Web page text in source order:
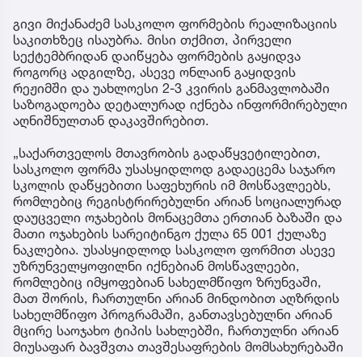
გივი მიქანაძემ სასკოლო ფორმების რეალიზაციის
საკითხზეც ისაუბრა. მისი თქმით, პირველი
სექტემბრიდან დაიწყება ფორმების გაყიდვა
როგორც ადგილზე, ასევე ონლაინ გაყიდვის
რეჟიმში და უახლოესი 2-3 კვირის განმავლობაში
საზოგადოება დეტალურად იქნება ინფორმირებული
აღნიშნულთან დაკავშირებით.
„საქართველოს მთავრობის გადაწყვეტილებით,
სასკოლო ფორმა უსასყიდლოდ გადაეცემა საჯარო
სკოლის დაწყებითი საფეხურის იმ მოსწავლეებს,
რომლებიც რეგისტრირებულნი არიან სოციალურად
დაუცველი ოჯახების მონაცემთა ერთიან ბაზაში და
მათი ოჯახების სარეიტინგო ქულა 65 001 ქულაზე
ნაკლებია. უსასყიდლოდ სასკოლო ფორმით ასევე
უზრუნველყოფილნი იქნებიან მოსწავლეები,
რომლებიც იმყოფებიან სახელმწიფო ზრუნვაში,
მათ შორის, ჩართულნი არიან მინდობით აღზრდის
სახელმწიფო პროგრამაში, განთავსებულნი არიან
მცირე საოჯახო ტიპის სახლებში, ჩართულნი არიან
მიუსაფარ ბავშვთა თავშესაფრების მომსახურებაში